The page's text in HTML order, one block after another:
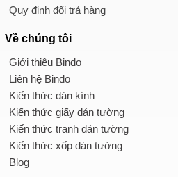
Quy định đổi trả hàng
Về chúng tôi
Giới thiệu Bindo
Liên hệ Bindo
Kiến thức dán kính
Kiến thức giấy dán tường
Kiến thức tranh dán tường
Kiến thức xốp dán tường
Blog